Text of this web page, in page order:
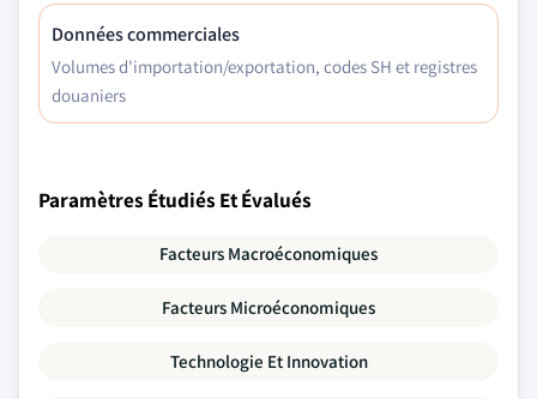
Données commerciales
Volumes d'importation/exportation, codes SH et registres
douaniers
Paramètres Étudiés Et Évalués
Facteurs Macroéconomiques
Facteurs Microéconomiques
Technologie Et Innovation